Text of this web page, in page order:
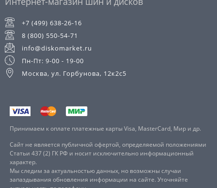
+7 (499) 638-26-16
8 (800) 550-54-71
info@diskomarket.ru
Пн-Пт: 9-00 - 19-00
Москва, ул. Горбунова, 12к2с5
Принимаем к оплате платежные карты Visa, MasterCard, Мир и др.
Сайт не является публичной офертой, определяемой положениями
Статьи 437 (2) ГК РФ и носит исключительно информационный
характер.
Мы следим за актуальностью данных, но возможны случаи
запаздывания обновления информации на сайте. Уточняйте